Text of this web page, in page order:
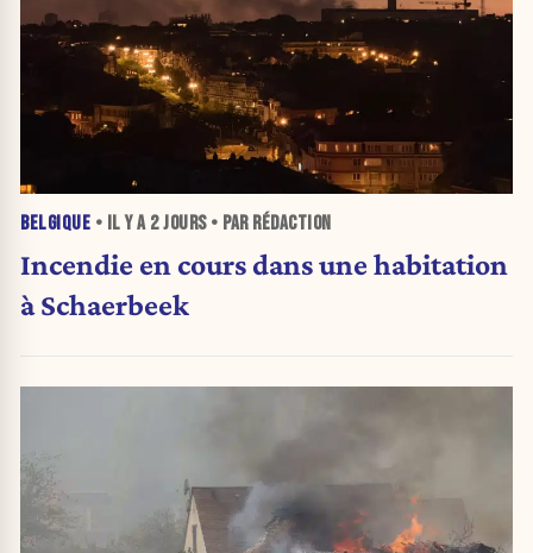
BELGIQUE • IL Y A 2 JOURS• PAR RÉDACTION
Incendie en cours dans une habitation
à Schaerbeek